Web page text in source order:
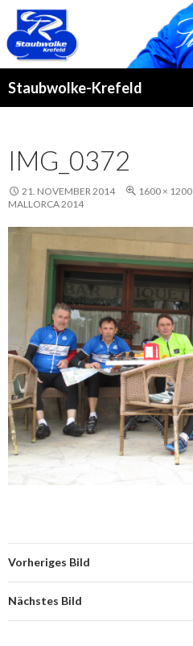
Staubwolke-Krefeld
IMG_0372
21. NOVEMBER 2014 1600 × 1200
MALLORCA 2014
Vorheriges Bild
Nächstes Bild